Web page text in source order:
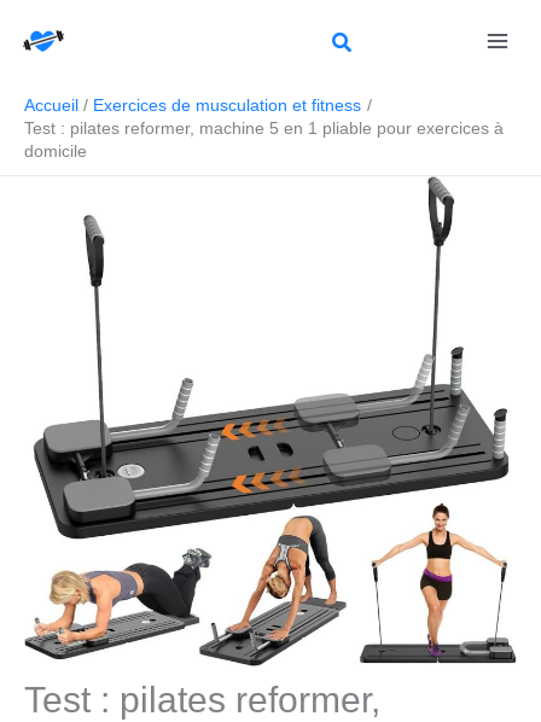
Accueil
Exercices de musculation et fitness
Test : pilates reformer, machine 5 en 1 pliable pour exercices à
domicile
Test : pilates reformer,